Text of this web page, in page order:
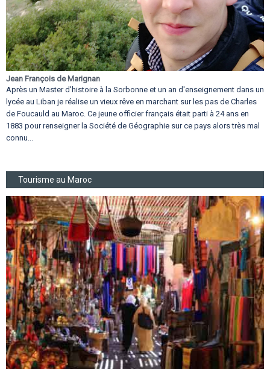
Jean François de Marignan
Après un Master d'histoire à la Sorbonne et un an d'enseignement dans un
lycée au Liban je réalise un vieux rêve en marchant sur les pas de Charles
de Foucauld au Maroc. Ce jeune officier français était parti à 24 ans en
1883 pour renseigner la Société de Géographie sur ce pays alors très mal
connu...
Tourisme au Maroc